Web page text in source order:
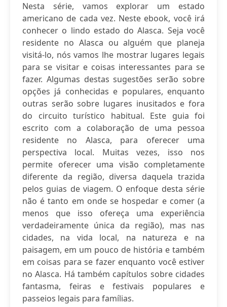
Nesta série, vamos explorar um estado
americano de cada vez. Neste ebook, você irá
conhecer o lindo estado do Alasca. Seja você
residente no Alasca ou alguém que planeja
visitá-lo, nós vamos lhe mostrar lugares legais
para se visitar e coisas interessantes para se
fazer. Algumas destas sugestões serão sobre
opções já conhecidas e populares, enquanto
outras serão sobre lugares inusitados e fora
do circuito turístico habitual. Este guia foi
escrito com a colaboração de uma pessoa
residente no Alasca, para oferecer uma
perspectiva local. Muitas vezes, isso nos
permite oferecer uma visão completamente
diferente da região, diversa daquela trazida
pelos guias de viagem. O enfoque desta série
não é tanto em onde se hospedar e comer (a
menos que isso ofereça uma experiência
verdadeiramente única da região), mas nas
cidades, na vida local, na natureza e na
paisagem, em um pouco de história e também
em coisas para se fazer enquanto você estiver
no Alasca. Há também capítulos sobre cidades
fantasma, feiras e festivais populares e
passeios legais para famílias.